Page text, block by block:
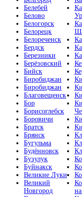
Белебей
Белово
Белогорск
Белорецк
Белореченск
Бердск
Березники
Берёзовский
Бийск
Биробиджан
Биробиджан
Благовещенск
Бор
Борисоглебск
Боровичи
Братск
Брянск
Бугульма
Будённовск
Бузулук
Буйнакск
Великие Луки
Великий
Новгород